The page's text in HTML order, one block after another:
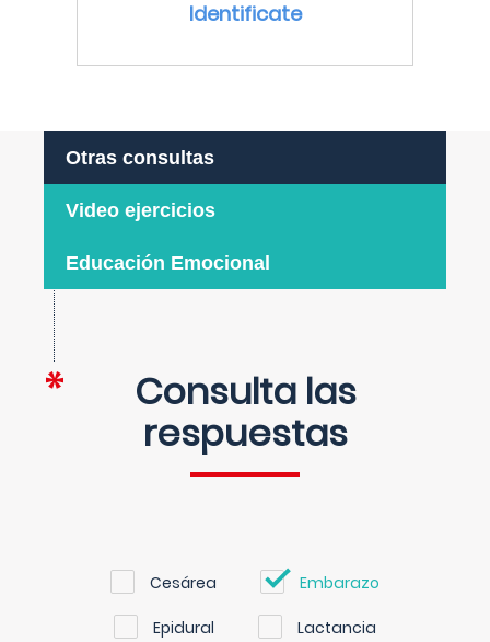
Identificate
Otras consultas
Video ejercicios
Educación Emocional
Consulta las
respuestas
Cesárea Embarazo
Epidural Lactancia